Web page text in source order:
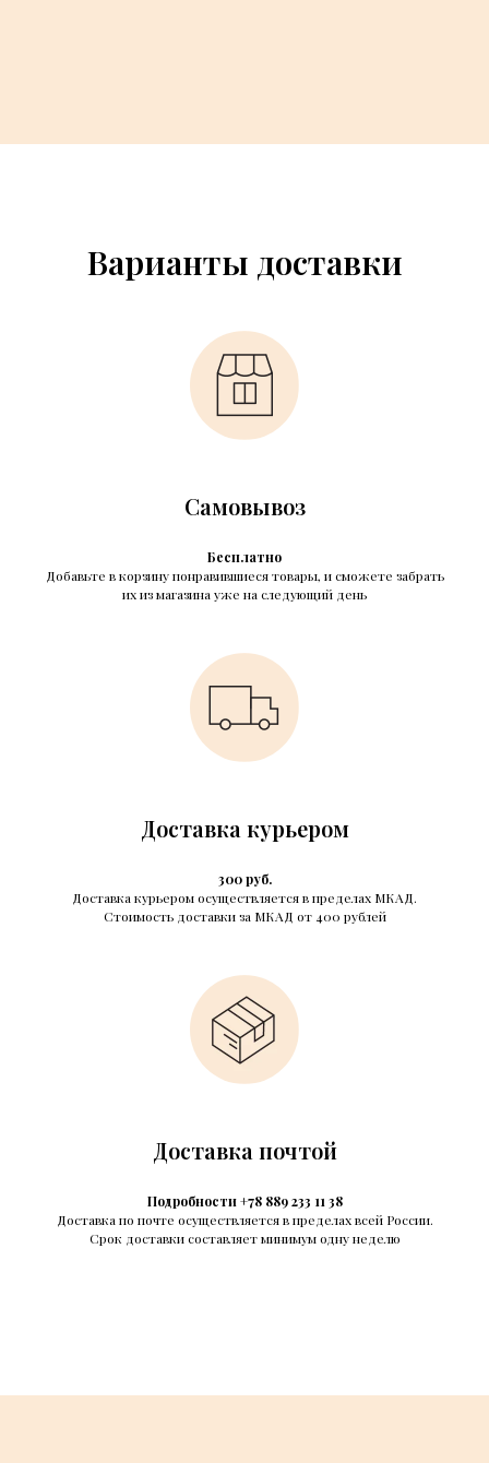
Варианты доставки
Самовывоз
Бесплатно
Добавьте в корзину понравившиеся товары, и сможете забрать
их из магазина уже на следующий день
Доставка курьером
300 руб.
Доставка курьером осуществляется в пределах МКАД.
Стоимость доставки за МКАД от 400 рублей
Доставка почтой
Подробности +78 889 233 11 38
Доставка по почте осуществляется в пределах всей России.
Срок доставки составляет минимум одну неделю